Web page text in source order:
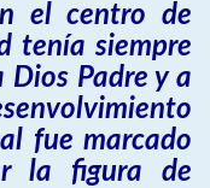
el centro de
tenía siempre
Padre y a
fue marcado
la figura de